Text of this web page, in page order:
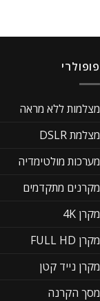
פופולרי
מצלמות ללא מראה
מצלמת DSLR
מערכות מולטימדיה
מקרנים מתקדמים
מקרן 4K
מקרן FULL HD
מקרן נייד קטן
מסך הקרנה